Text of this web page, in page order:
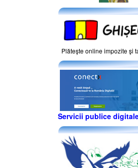
Plăteşte online impozite şi
Servicii publice